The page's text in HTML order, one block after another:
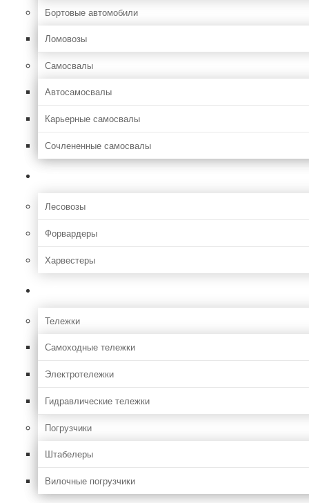
Бортовые автомобили
Ломовозы
Самосвалы
Автосамосвалы
Карьерные самосвалы
Сочлененные самосвалы
Лесовозы
Форвардеры
Харвестеры
Тележки
Самоходные тележки
Электротележки
Гидравлические тележки
Погрузчики
Штабелеры
Вилочные погрузчики